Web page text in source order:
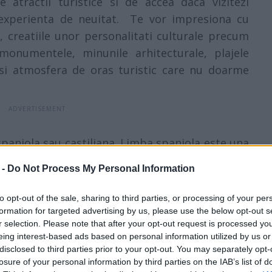
- Do Not Process My Personal Information
opt-out of the sale, sharing to third parties, or processing of your
for targeted advertising by us, please use the below opt-out
selection. Please note that after your opt-out request is processed
interest-based ads based on personal information utilized by us
to third parties prior to your opt-out. You may separately
of your personal information by third parties on the IAB’s list of
de neuitat. Te vor impresiona cu
creatiile unor personalitati culturale precum
minunile arhitecturale, plajele
atmosfera de oras turistic care nu doarme
sau castiliana. Limba spaniola este una
Natiunilor Unite, situandu-se pe locul
si insorite si ierni blande si umede, cu
avand o medie de 11 ore de soare pe zi
in jur de 70%. Temperatura apei este
situandu-se undeva in jur de 21 °C in